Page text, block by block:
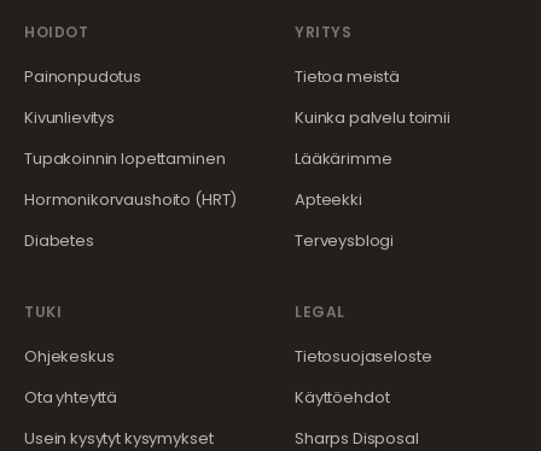
HOIDOT
Painonpudotus
Kivunlievitys
Tupakoinnin lopettaminen
Hormonikorvaushoito (HRT)
Diabetes
YRITYS
Tietoa meistä
Kuinka palvelu toimii
Lääkärimme
Apteekki
Terveysblogi
TUKI
Ohjekeskus
Ota yhteyttä
Usein kysytyt kysymykset
LEGAL
Tietosuojaseloste
Käyttöehdot
Sharps Disposal